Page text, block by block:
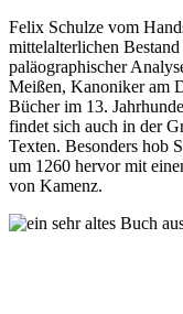
Felix Schulze vom
mittelalterlichen
paläographischer
Meißen, Kanoniker am
Bücher im 13.
findet sich auch in der
Texten. Besonders hob
um 1260 hervor mit
von Kamenz.